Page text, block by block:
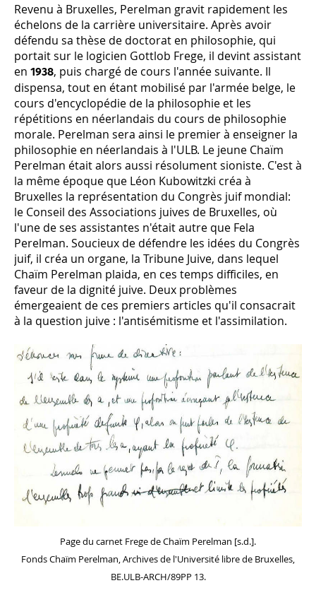
Revenu à Bruxelles, Perelman gravit rapidement les
échelons de la carrière universitaire. Après avoir
défendu sa thèse de doctorat en philosophie, qui
portait sur le logicien Gottlob Frege, il devint assistant
en 1938, puis chargé de cours l'année suivante. Il
dispensa, tout en étant mobilisé par l'armée belge, le
cours d'encyclopédie de la philosophie et les
répétitions en néerlandais du cours de philosophie
morale. Perelman sera ainsi le premier à enseigner la
philosophie en néerlandais à l'ULB. Le jeune Chaïm
Perelman était alors aussi résolument sioniste. C'est à
la même époque que Léon Kubowitzki créa à
Bruxelles la représentation du Congrès juif mondial:
le Conseil des Associations juives de Bruxelles, où
l'une de ses assistantes n'était autre que Fela
Perelman. Soucieux de défendre les idées du Congrès
juif, il créa un organe, la Tribune Juive, dans lequel
Chaïm Perelman plaida, en ces temps difficiles, en
faveur de la dignité juive. Deux problèmes
émergeaient de ces premiers articles qu'il consacrait
à la question juive : l'antisémitisme et l'assimilation.
Page du carnet Frege de Chaïm Perelman [s.d.].
Fonds Chaïm Perelman, Archives de l'Université libre de Bruxelles,
BE.ULB-ARCH/89PP 13.